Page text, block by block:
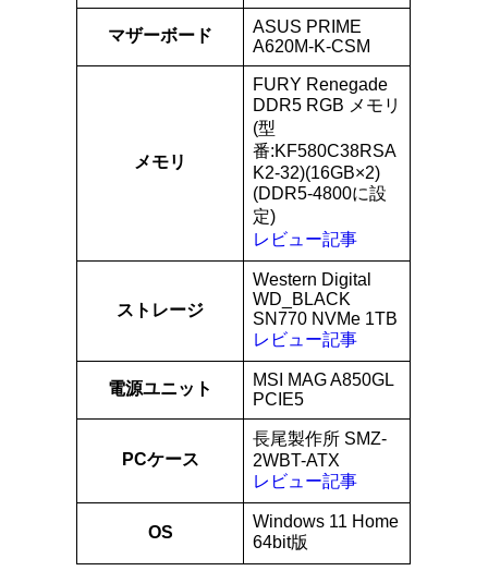
マザーボード
ASUS PRIME
A620M-K-CSM
メモリ
FURY Renegade
DDR5 RGB メモリ
(型
番:KF580C38RSA
K2-32)(16GB×2)
(DDR5-4800に設
定)
レビュー記事
ストレージ
Western Digital
WD_BLACK
SN770 NVMe 1TB
レビュー記事
電源ユニット
MSI MAG A850GL
PCIE5
PCケース
長尾製作所 SMZ-
2WBT-ATX
レビュー記事
OS
Windows 11 Home
64bit版